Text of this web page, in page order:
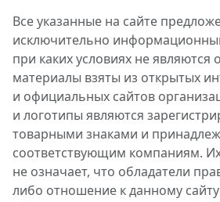
Все указанные на сайте
исключительно
при каких условиях не являются
материалы взяты из открытых
и официальных сайтов
и логотипы являются
товарными знаками и
соответствующим компаниям.
не означает, что обладатели
либо отношение к данному